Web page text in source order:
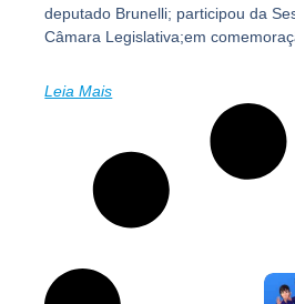
deputado Brunelli; participou da
Câmara Legislativa;em
Leia Mais